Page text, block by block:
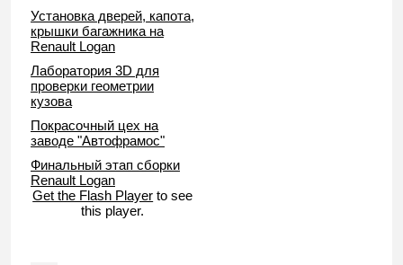
Установка дверей, капота,
крышки багажника на
Renault Logan
Лаборатория 3D для
проверки геометрии
кузова
Покрасочный цех на
заводе "Автофрамос"
Финальный этап сборки
Renault Logan
Get the Flash Player to see
this player.